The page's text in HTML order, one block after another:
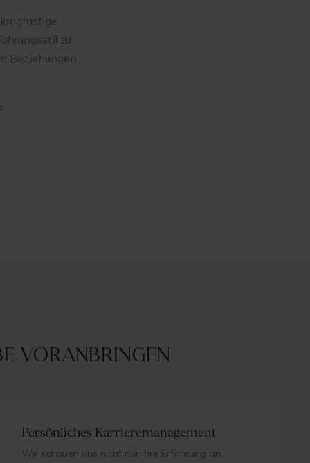
zu
Beziehungen
voranbringen
Persönliches Karrieremanagement
Wir schauen uns nicht nur Ihre Erfahrung an,